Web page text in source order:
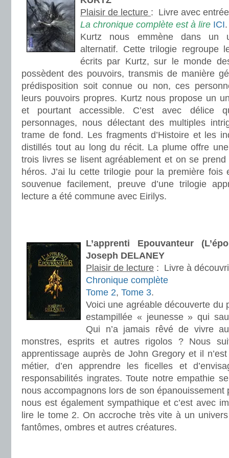
Plaisir de lecture : Livre avec
La chronique complète est à lire ICI.
Kurtz nous emmène dans un
alternatif. Cette trilogie regroupe
écrits par Kurtz, sur le monde
possèdent des pouvoirs, transmis de manière
prédisposition soit connue ou non, ces
leurs pouvoirs propres. Kurtz nous propose un
et pourtant accessible. C’est avec délice
personnages, nous délectant des multiples
trame de fond. Les fragments d’Histoire et les
distillés tout au long du récit. La plume offre
trois livres se lisent agréablement et on se
héros. J’ai lu cette trilogie pour la première fois
souvenue facilement, preuve d’une trilogie
lecture a été commune avec Eirilys.
L’apprenti Epouvanteur
Joseph DELANEY
Plaisir de lecture : Livre à
Chronique complète
Tome 2, Tome 3.
Voici une agréable découverte du
estampillée « jeunesse » qui
Qui n’a jamais rêvé de vivre
monstres, esprits et autres rigolos ? Nous
apprentissage auprès de John Gregory et il
métier, d’en apprendre les ficelles et
responsabilités ingrates. Toute notre empathie
nous accompagnons lors de son épanouissement
nous est également sympathique et c’est avec
lire le tome 2. On accroche très vite à un
fantômes, ombres et autres créatures.